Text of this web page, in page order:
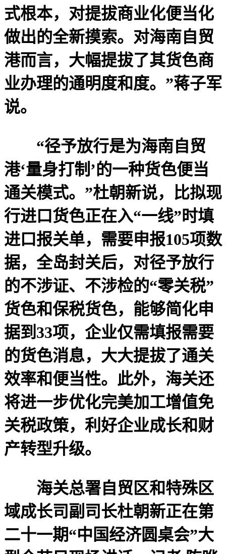
式根本，对提拔商业化便当化
做出的全新摸索。对海南自贸
港而言，大幅提拔了其货色商
业办理的通明度和度。”蒋子军
说。
“径予放行是为海南自贸
港‘量身打制’的一种货色便当
通关模式。”杜朝新说，比拟现
行进口货色正在入“一线”时填
进口报关单，需要申报105项数
据，全岛封关后，对径予放行
的不涉证、不涉检的“零关税”
货色和保税货色，能够简化申
据到33项，企业仅需填报需要
的货色消息，大大提拔了通关
效率和便当性。此外，海关还
将进一步优化完美加工增值免
关税政策，利好企业成长和财
产转型升级。
海关总署自贸区和特殊区
域成长司副司长杜朝新正在第
二十一期“中国经济圆桌会”大